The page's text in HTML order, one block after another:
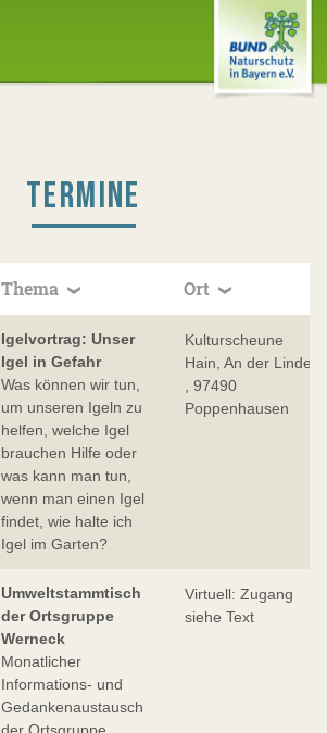
TERMINE
Thema Ort
Igelvortrag: Unser
Igel in Gefahr
Was können wir tun,
um unseren Igeln zu
helfen, welche Igel
brauchen Hilfe oder
was kann man tun,
wenn man einen Igel
findet, wie halte ich
Igel im Garten?
Kulturscheune
Hain, An der Linde
, 97490
Poppenhausen
Umweltstammtisch
der Ortsgruppe
Werneck
Monatlicher
Informations- und
Gedankenaustausch
Virtuell: Zugang
siehe Text